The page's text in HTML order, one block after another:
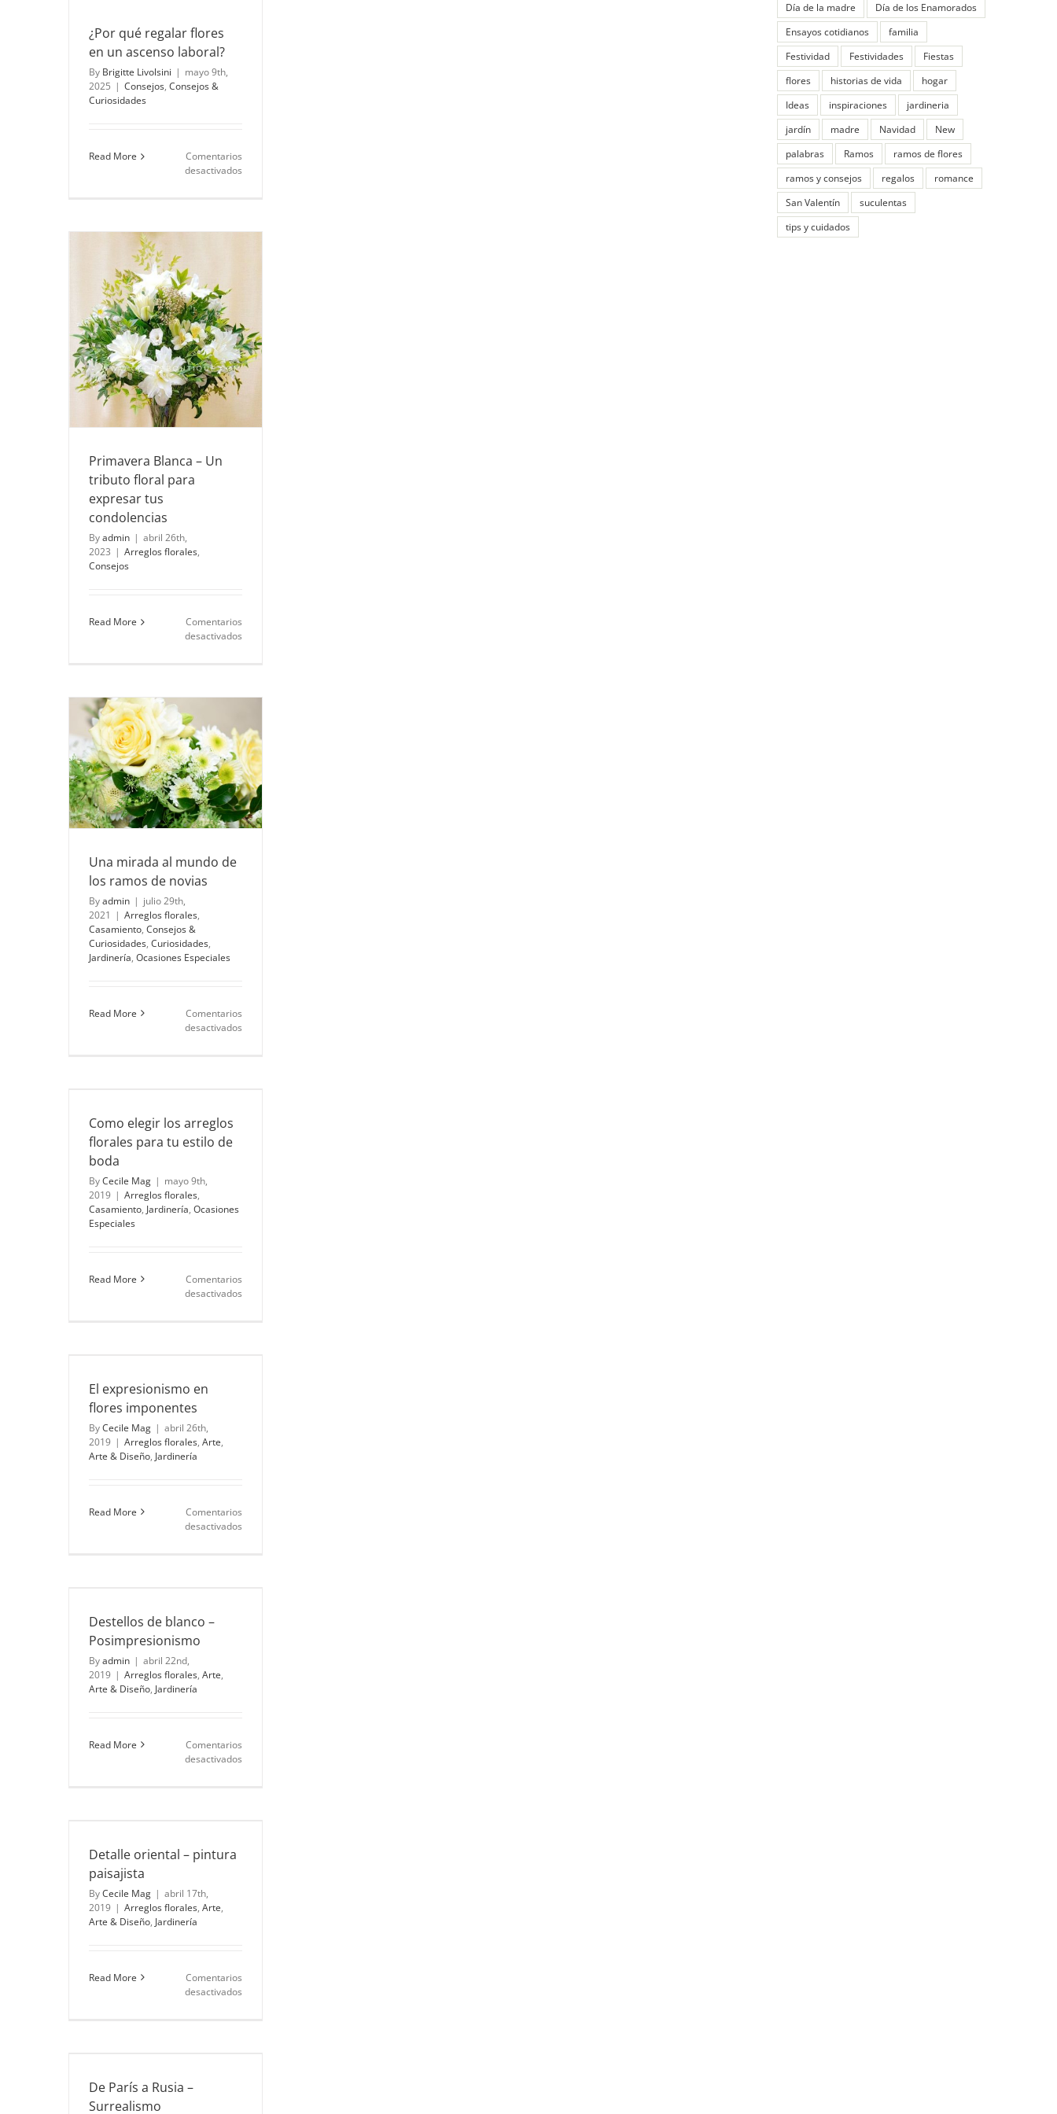
¿Por qué regalar flores
en un ascenso laboral?
By Brigitte Livolsini | mayo 9th,
2025 | Consejos, Consejos &
Curiosidades
Read More
Comentarios
desactivadosen
Primavera Blanca – Un
tributo floral para
expresar tus
condolencias
Byadmin | abril 26th,
2023 | Arreglos florales,
Consejos
Read More
Comentarios
desactivadosen
para
expresar
tus
condolencias
Una mirada al mundo de
los ramos de novias
Byadmin | julio 29th,
2021 | Arreglos florales,
Casamiento, Consejos &
Curiosidades, Curiosidades,
Jardinería, Ocasiones Especiales
Read More
Comentarios
desactivadosen
Como elegir los arreglos
florales para tu estilo de
boda
ByCecile Mag | mayo 9th,
2019 | Arreglos florales,
Casamiento, Jardinería, Ocasiones
Especiales
Read More
Comentarios
desactivadosen
El expresionismo en
flores imponentes
ByCecile Mag | abril 26th,
2019 | Arreglos florales, Arte,
Arte & Diseño, Jardinería
Read More
Comentarios
desactivadosen
Destellos de blanco –
Posimpresionismo
Byadmin | abril 22nd,
2019 | Arreglos florales, Arte,
Arte & Diseño, Jardinería
Read More
Comentarios
desactivadosen
Detalle oriental – pintura
paisajista
ByCecile Mag | abril 17th,
2019 | Arreglos florales, Arte,
Arte & Diseño, Jardinería
Read More
Comentarios
desactivadosen
De París a Rusia –
Surrealismo
Día de la madre
Día de los Enamorados
Ensayos cotidianos
familia
Festividad
Festividades
Fiestas
flores
historias de vida
hogar
Ideas
inspiraciones
jardineria
jardín
madre Navidad
New
palabras
Ramos
ramos de flores
ramos y consejos
regalos
romance
San Valentín
suculentas
tips y cuidados